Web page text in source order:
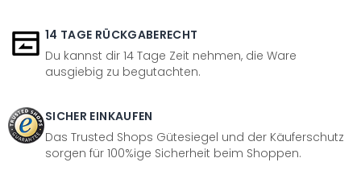
14 TAGE RÜCKGABERECHT
Du kannst dir 14 Tage Zeit nehmen, die Ware
ausgiebig zu begutachten.
SICHER EINKAUFEN
Das Trusted Shops Gütesiegel und der Käuferschutz
sorgen für 100%ige Sicherheit beim Shoppen.